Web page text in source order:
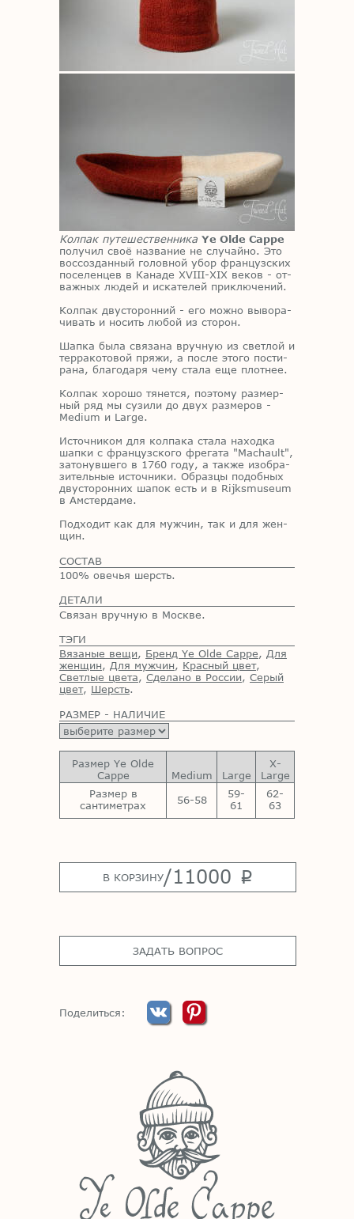
Колпак путешественника Ye Olde Cappe
по­лу­чил своё на­зва­ние не слу­чай­но. Это
вос­со­здан­ный го­лов­ной убор фран­цуз­ских
по­се­лен­цев в Ка­на­де XVIII-XIX ве­ков - от­
важ­ных лю­дей и ис­ка­те­лей при­клю­че­ний.
Кол­пак дву­сто­рон­ний - его мож­но вы­во­ра­
чи­вать и но­сить лю­бой из сто­рон.
Шап­ка была свя­за­на вруч­ную из свет­лой и
тер­ра­ко­то­вой пря­жи, а по­сле это­го по­сти­
ра­на, бла­го­да­ря чему ста­ла еще плот­нее.
Кол­пак хо­ро­шо тя­нет­ся, по­это­му раз­мер­
ный ряд мы сузи­ли до двух раз­ме­ров -
Medium и Large.
Ис­точ­ни­ком для кол­па­ка ста­ла на­ход­ка
шап­ки с фран­цуз­ско­го фре­га­та "Machault",
за­то­нув­ше­го в 1760 году, а та­к­же изоб­ра­
зи­тель­ные ис­точ­ни­ки. Об­раз­цы по­доб­ных
дву­сто­рон­них ша­пок есть и в Rijksmuseum
в Ам­стер­да­ме.
Под­хо­дит как для муж­чин, так и для жен­
щин.
СОСТАВ
100% овечья шерсть.
ДЕТАЛИ
Связан вручную в Москве.
ТЭГИ
Вязаные вещи, Бренд Ye Olde Cappe, Для
женщин, Для мужчин, Красный цвет,
Светлые цвета, Сделано в России, Серый
цвет, Шерсть.
РАЗМЕР - НАЛИЧИЕ
Размер Ye Olde
Cappe
Medium Large
X-
Large
Размер в
сантиметрах
56-58
59-
61
62-
63
В КОРЗИНУ/11000 p
ЗАДАТЬ ВОПРОС
Поделиться: